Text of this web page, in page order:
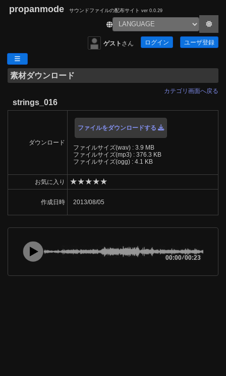
propanmode サウンドファイルの配布サイト ver 0.0.29
ゲスト さん ログイン ユーザ登録
素材ダウンロード
カテゴリ画面へ戻る
strings_016
ダウンロード
ファイルをダウンロードする
ファイルサイズ(wav) : 3.9 MB
ファイルサイズ(mp3) : 376.3 KB
ファイルサイズ(ogg) : 4.1 KB
お気に入り ★★★★★
作成日時 2013/08/05
00:00/00:23